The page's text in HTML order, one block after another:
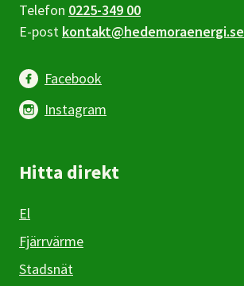
Telefon 0225-349 00
E-post kontakt@hedemoraenergi.se
Facebook
Instagram
Hitta direkt
El
Fjärrvärme
Stadsnät